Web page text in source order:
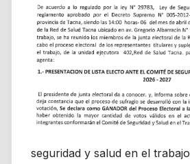
seguridad y salud en el trabajo